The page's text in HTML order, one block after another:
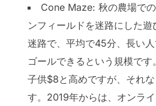
Cone Maze: 秋の農場で
ンフィールドを迷路にした
迷路で、平均で45分、長い
ゴールできるという規模です
子供$8と高めですが、それ
す。2019年からは、オンラ